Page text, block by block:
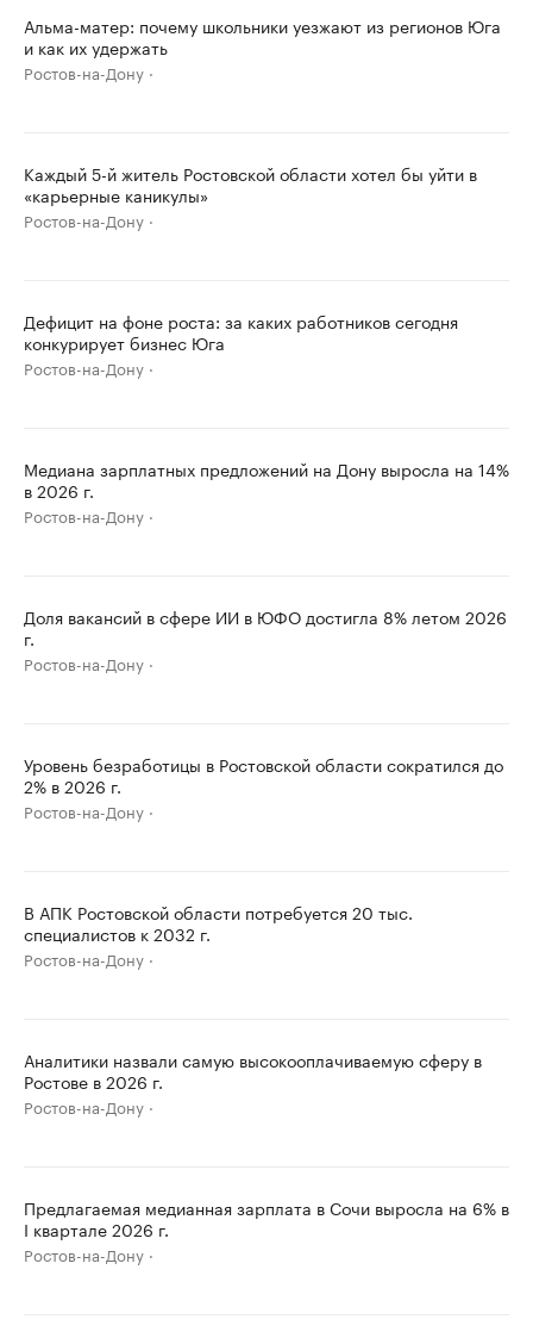
Альма-матер: почему школьники уезжают из регионов Юга
и как их удержать
Ростов-на-Дону
Каждый 5-й житель Ростовской области хотел бы уйти в
«карьерные каникулы»
Ростов-на-Дону
Дефицит на фоне роста: за каких работников сегодня
конкурирует бизнес Юга
Ростов-на-Дону
Медиана зарплатных предложений на Дону выросла на 14%
в 2026 г.
Ростов-на-Дону
Доля вакансий в сфере ИИ в ЮФО достигла 8% летом 2026
г.
Ростов-на-Дону
Уровень безработицы в Ростовской области сократился до
2% в 2026 г.
Ростов-на-Дону
В АПК Ростовской области потребуется 20 тыс.
специалистов к 2032 г.
Ростов-на-Дону
Аналитики назвали самую высокооплачиваемую сферу в
Ростове в 2026 г.
Ростов-на-Дону
Предлагаемая медианная зарплата в Сочи выросла на 6% в
I квартале 2026 г.
Ростов-на-Дону